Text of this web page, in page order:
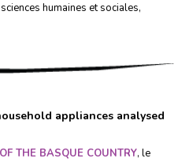
sciences humaines et sociales,
appliances analysed
THE BASQUE COUNTRY, le